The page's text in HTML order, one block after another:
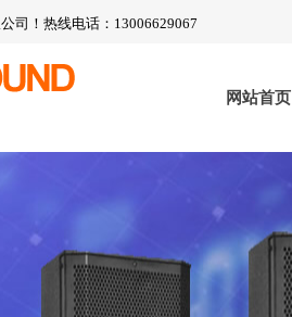
司！热线电话：13006629067
网站首页